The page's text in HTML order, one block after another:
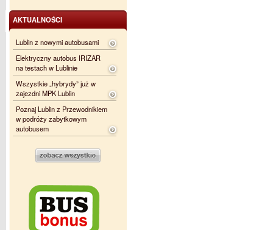
AKTUALNOŚCI
Lublin z nowymi autobusami
Elektryczny autobus IRIZAR
na testach w Lublinie
Wszystkie „hybrydy” już w
zajezdni MPK Lublin
Poznaj Lublin z Przewodnikiem
w podróży zabytkowym
autobusem